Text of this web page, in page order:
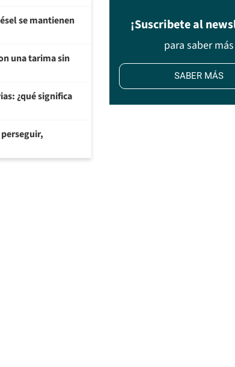
se mantienen
una tarima sin
¿qué significa
¡Suscribete al
para saber más
SABER MÁS